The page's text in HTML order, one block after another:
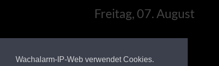
Wachalarm-IP-Web verwendet Cookies.
Freitag, 07. August